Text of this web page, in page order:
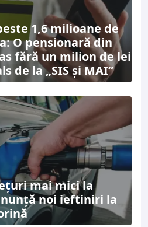
1,6 milioane de
O pensionară din
fără un milion de lei
de la „SIS și MAI”
mai mici la
noi ieftiniri la